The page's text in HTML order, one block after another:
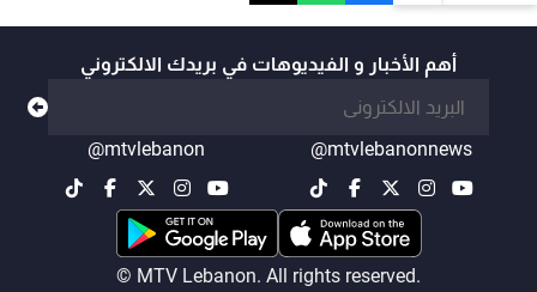
أهم الأخبار و الفيديوهات في بريدك الالكتروني
@mtvlebanonnews
@mtvlebanon
© MTV Lebanon. All rights reserved.